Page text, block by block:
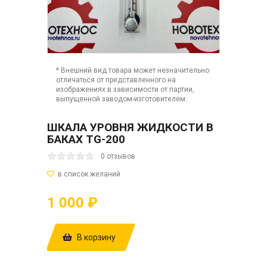
* Внешний вид товара может незначительно
отличаться от представленного на
изображениях в зависимости от партии,
выпущенной заводом-изготовителем.
ШКАЛА УРОВНЯ ЖИДКОСТИ В
БАКАХ TG-200
0 отзывов
1 000 ₽
В корзину